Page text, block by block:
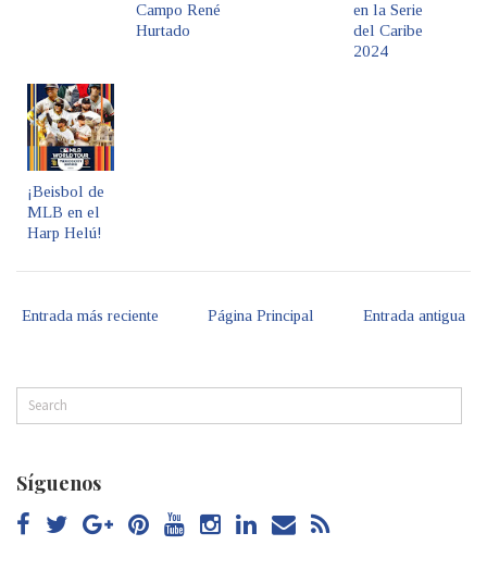
Campo René
Hurtado
en la Serie
del Caribe
2024
¡Beisbol de
MLB en el
Harp Helú!
Entrada más reciente Entrada antigua
Página Principal
Síguenos